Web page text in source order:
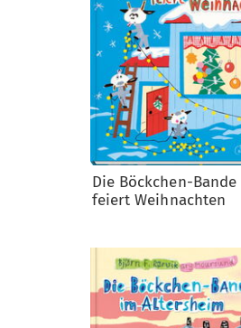
Die Böckchen-Bande
feiert Weihnachten